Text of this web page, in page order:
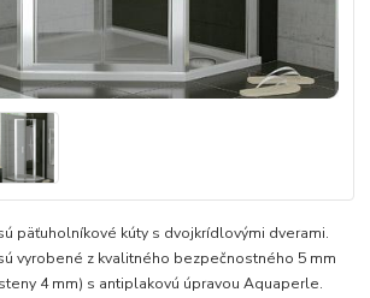
päťuholníkové kúty s dvojkrídlovými dverami.
vyrobené z kvalitného bezpečnostného 5 mm
4 mm) s antiplakovú úpravou Aquaperle.